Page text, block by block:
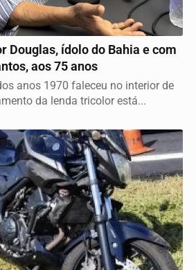
Douglas, ídolo do Bahia e com
aos 75 anos
anos 1970 faleceu no interior de
da lenda tricolor está...